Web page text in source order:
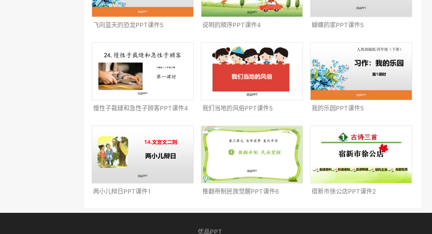
飞向蓝天的恐龙PPT课件5 说明的顺序PPT课件4 蝴蝶的家PPT课件5
慢性子裁缝和急性子顾客PPT课件4 我们当地的风俗PPT课件5 我的乐园PPT课件5
两小儿辩日PPT课件1 推翻帝制民族觉醒PPT课件6 宿新市徐公店PPT课件2
优品PPT